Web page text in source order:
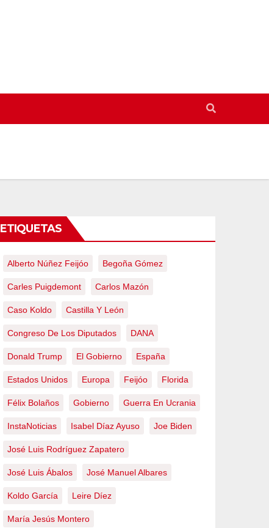
ETIQUETAS
Alberto Núñez Feijóo Begoña Gómez
Carles Puigdemont Carlos Mazón
Caso Koldo Castilla Y León
Congreso De Los Diputados DANA
Donald Trump El Gobierno España
Estados Unidos Europa Feijóo Florida
Félix Bolaños Gobierno Guerra En Ucrania
InstaNoticias Isabel Díaz Ayuso Joe Biden
José Luis Rodríguez Zapatero
José Luis Ábalos José Manuel Albares
Koldo García Leire Díez
María Jesús Montero